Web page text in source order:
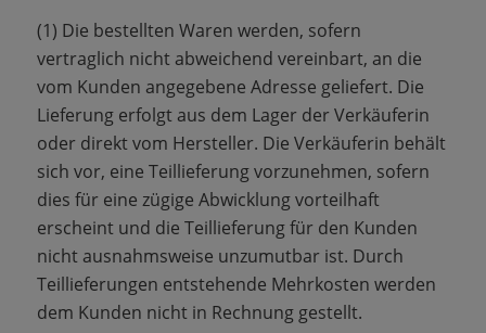
(1) Die bestellten Waren werden, sofern
vertraglich nicht abweichend vereinbart, an die
vom Kunden angegebene Adresse geliefert. Die
Lieferung erfolgt aus dem Lager der Verkäuferin
oder direkt vom Hersteller. Die Verkäuferin behält
sich vor, eine Teillieferung vorzunehmen, sofern
dies für eine zügige Abwicklung vorteilhaft
erscheint und die Teillieferung für den Kunden
nicht ausnahmsweise unzumutbar ist. Durch
Teillieferungen entstehende Mehrkosten werden
dem Kunden nicht in Rechnung gestellt.